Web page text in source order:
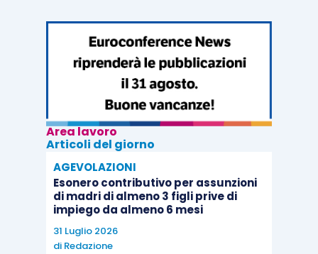
Area lavoro
Articoli del giorno
AGEVOLAZIONI
Esonero contributivo per assunzioni
di madri di almeno 3 figli prive di
impiego da almeno 6 mesi
31 Luglio 2026
di Redazione